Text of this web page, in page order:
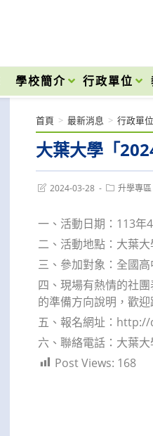
學校簡介 行政單位
大葉大學「
首頁 > 最新消息 > 行政單
Post2024-03-28
Post升學專區
一、活動日期：113年
二、活動地點：大葉
三、參加對象：全國
四、現場有熱情的社
的準備方向說明，歡迎
五、報名網址：
六、聯絡電話：大葉
Post Views: 168